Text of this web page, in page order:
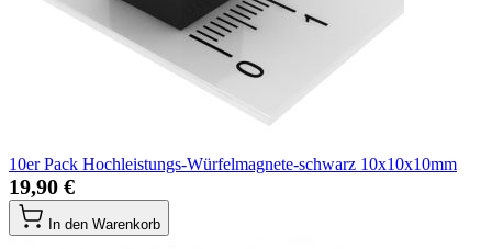
10er Pack Hochleistungs-Würfelmagnete-schwarz 10x10x10mm
19,90 €
In den Warenkorb